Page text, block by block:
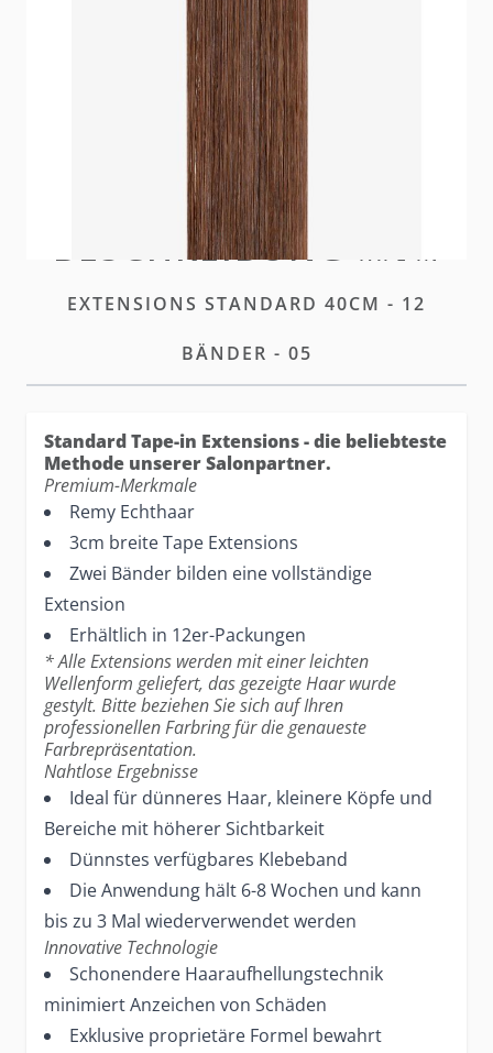
oderein Konto erstellen
BESCHREIBUNG TAPE-IN
EXTENSIONS STANDARD 40CM - 12
BÄNDER - 05
Standard Tape-in Extensions - die beliebteste
Methode unserer Salonpartner.
Premium-Merkmale
Remy Echthaar
3cm breite Tape Extensions
Zwei Bänder bilden eine vollständige
Extension
Erhältlich in 12er-Packungen
* Alle Extensions werden mit einer leichten
Wellenform geliefert, das gezeigte Haar wurde
gestylt. Bitte beziehen Sie sich auf Ihren
professionellen Farbring für die genaueste
Farbrepräsentation.
Nahtlose Ergebnisse
Ideal für dünneres Haar, kleinere Köpfe und
Bereiche mit höherer Sichtbarkeit
Dünnstes verfügbares Klebeband
Die Anwendung hält 6-8 Wochen und kann
bis zu 3 Mal wiederverwendet werden
Innovative Technologie
Schonendere Haaraufhellungstechnik
minimiert Anzeichen von Schäden
Exklusive proprietäre Formel bewahrt